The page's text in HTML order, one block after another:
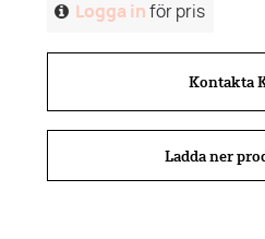
Logga in för pris
Kontakta
Ladda ner